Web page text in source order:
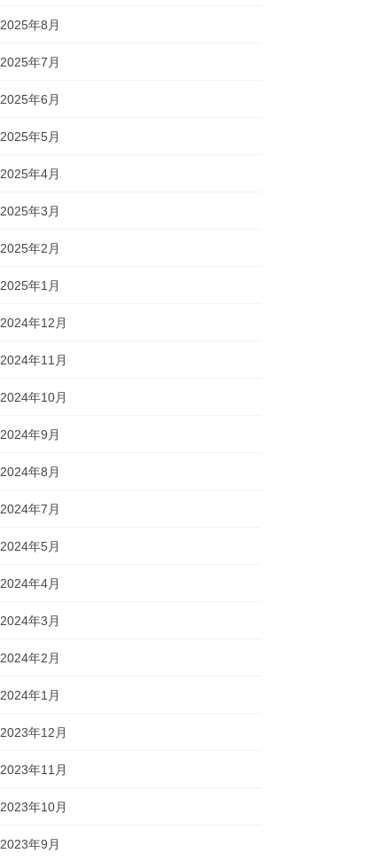
2025年8月
2025年7月
2025年6月
2025年5月
2025年4月
2025年3月
2025年2月
2025年1月
2024年12月
2024年11月
2024年10月
2024年9月
2024年8月
2024年7月
2024年5月
2024年4月
2024年3月
2024年2月
2024年1月
2023年12月
2023年11月
2023年10月
2023年9月